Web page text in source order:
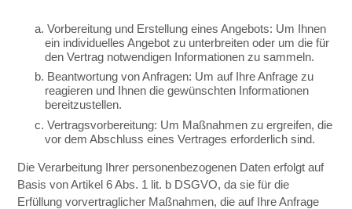
a. Vorbereitung und Erstellung eines Angebots: Um Ihnen
ein individuelles Angebot zu unterbreiten oder um die für
den Vertrag notwendigen Informationen zu sammeln.
b. Beantwortung von Anfragen: Um auf Ihre Anfrage zu
reagieren und Ihnen die gewünschten Informationen
bereitzustellen.
c. Vertragsvorbereitung: Um Maßnahmen zu ergreifen, die
vor dem Abschluss eines Vertrages erforderlich sind.
Die Verarbeitung Ihrer personenbezogenen Daten erfolgt auf
Basis von Artikel 6 Abs. 1 lit. b DSGVO, da sie für die
Erfüllung vorvertraglicher Maßnahmen, die auf Ihre Anfrage